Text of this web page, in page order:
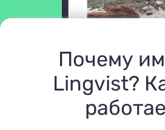
Почему
Lingvist?